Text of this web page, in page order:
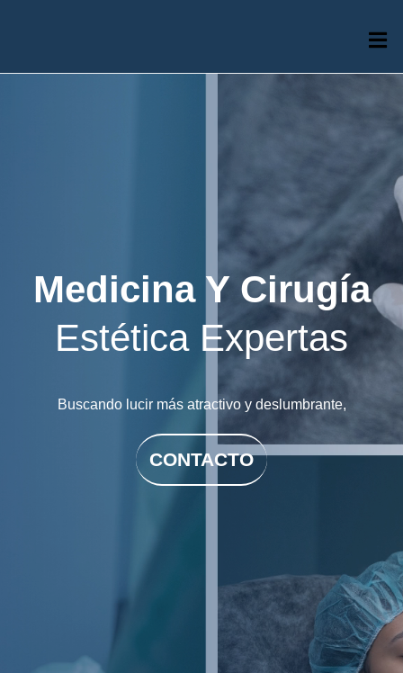
Medicina Y Cirugía
Estética Expertas
Buscando lucir más atractivo y deslumbrante,
CONTACTO